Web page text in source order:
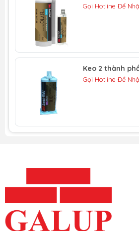
dụng, điện, công nghiệp,
dựng và hàng tiêu dùng.
Màu Sắc Không Bị Thay Đổi:
epoxy hai thành phần rất
nhanh và duy trì màu sắc
quá trình xử lý.
Thời Gian Làm Việc Nhanh
Nhanh:
DP100+ có thời gian làm việc
phút, đạt cường độ xử lý
Thông số kỹ thuật của
Màu sắc: Trong suốt
Tỉ lệ trộn: 1:1
Gọi Hotline Để
Keo 2 thành
Gọi Hotline Để